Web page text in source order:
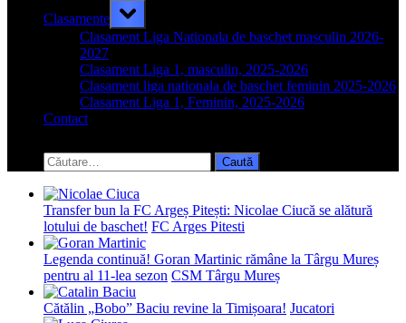
Clasamente
Toggle
sub-
menu
Clasament Liga Nationala de baschet masculin 2026-
2027
Clasament Liga 1, masculin, 2025-2026
Clasament liga nationala de baschet feminin 2025-2026
Clasament Liga 1, Feminin, 2025-2026
Contact
search
form
Caută
după:
Transfer bun la FC Argeș Pitești: Nicolae Ciucă se alătură
lotului de baschet! FC Arges Pitesti
Legenda continuă! Goran Martinic rămâne la Târgu Mureș
pentru al 11-lea sezon CSM Târgu Mureș
Cătălin „Bobo” Baciu revine la Timișoara! Jucatori